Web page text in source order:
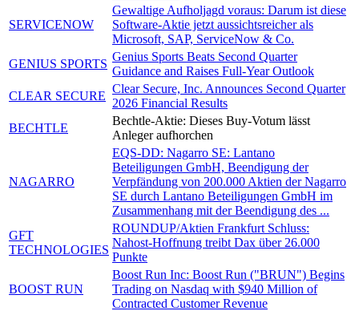
SERVICENOW
Gewaltige Aufholjagd voraus: Darum ist diese
Software-Aktie jetzt aussichtsreicher als
Microsoft, SAP, ServiceNow & Co.
GENIUS SPORTS
Genius Sports Beats Second Quarter
Guidance and Raises Full-Year Outlook
CLEAR SECURE
Clear Secure, Inc. Announces Second Quarter
2026 Financial Results
BECHTLE
Bechtle-Aktie: Dieses Buy-Votum lässt
Anleger aufhorchen
NAGARRO
EQS-DD: Nagarro SE: Lantano
Beteiligungen GmbH, Beendigung der
Verpfändung von 200.000 Aktien der Nagarro
SE durch Lantano Beteiligungen GmbH im
Zusammenhang mit der Beendigung des ...
GFT
TECHNOLOGIES
ROUNDUP/Aktien Frankfurt Schluss:
Nahost-Hoffnung treibt Dax über 26.000
Punkte
BOOST RUN
Boost Run Inc: Boost Run ("BRUN") Begins
Trading on Nasdaq with $940 Million of
Contracted Customer Revenue